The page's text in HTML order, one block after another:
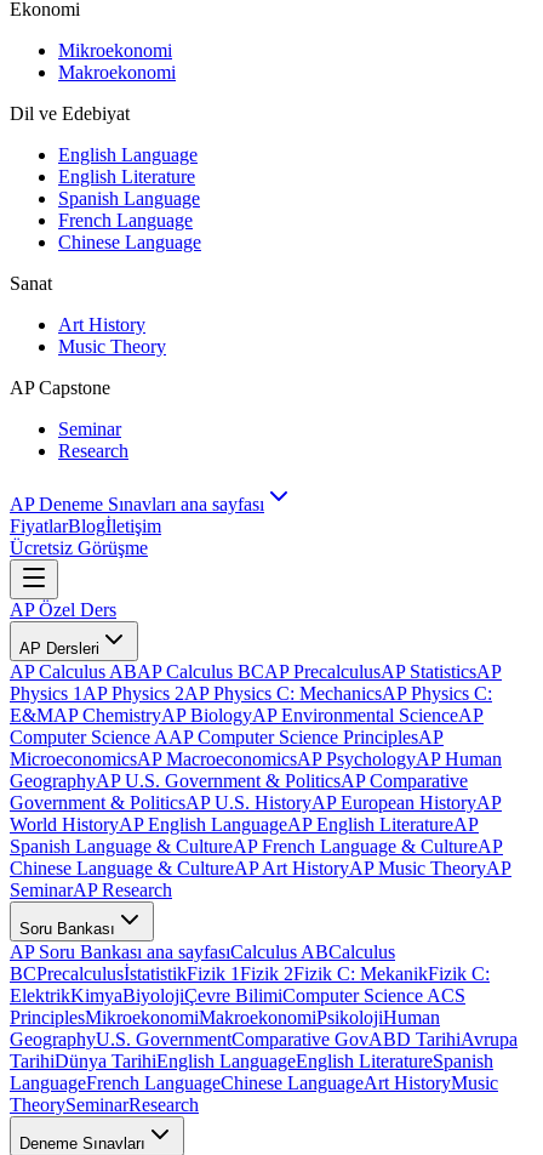
Ekonomi
Mikroekonomi
Makroekonomi
Dil ve Edebiyat
English Language
English Literature
Spanish Language
French Language
Chinese Language
Sanat
Art History
Music Theory
AP Capstone
Seminar
Research
AP Deneme Sınavları ana sayfası
FiyatlarBlogİletişim
Ücretsiz Görüşme
AP Özel Ders
AP Dersleri
AP Calculus ABAP Calculus BCAP PrecalculusAP StatisticsAP
Physics 1 AP Physics 2AP Physics C: MechanicsAP Physics C:
E&MAP ChemistryAP BiologyAP Environmental ScienceAP
Computer Science AAP Computer Science PrinciplesAP
MicroeconomicsAP MacroeconomicsAP PsychologyAP Human
GeographyAP U.S. Government & PoliticsAP Comparative
Government & PoliticsAP U.S. HistoryAP European HistoryAP
World HistoryAP English LanguageAP English LiteratureAP
Spanish Language & CultureAP French Language & CultureAP
Chinese Language & CultureAP Art HistoryAP Music TheoryAP
SeminarAP Research
Soru Bankası
AP Soru Bankası ana sayfasıCalculus ABCalculus
BCPrecalculusİstatistikFizik 1Fizik 2Fizik C: MekanikFizik C:
ElektrikKimyaBiyolojiÇevre BilimiComputer Science ACS
PrinciplesMikroekonomiMakroekonomiPsikolojiHuman
GeographyU.S. GovernmentComparative GovABD TarihiAvrupa
TarihiDünya TarihiEnglish LanguageEnglish LiteratureSpanish
LanguageFrench LanguageChinese LanguageArt HistoryMusic
TheorySeminarResearch
Deneme Sınavları